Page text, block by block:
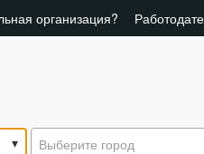
организация?
Выберите город